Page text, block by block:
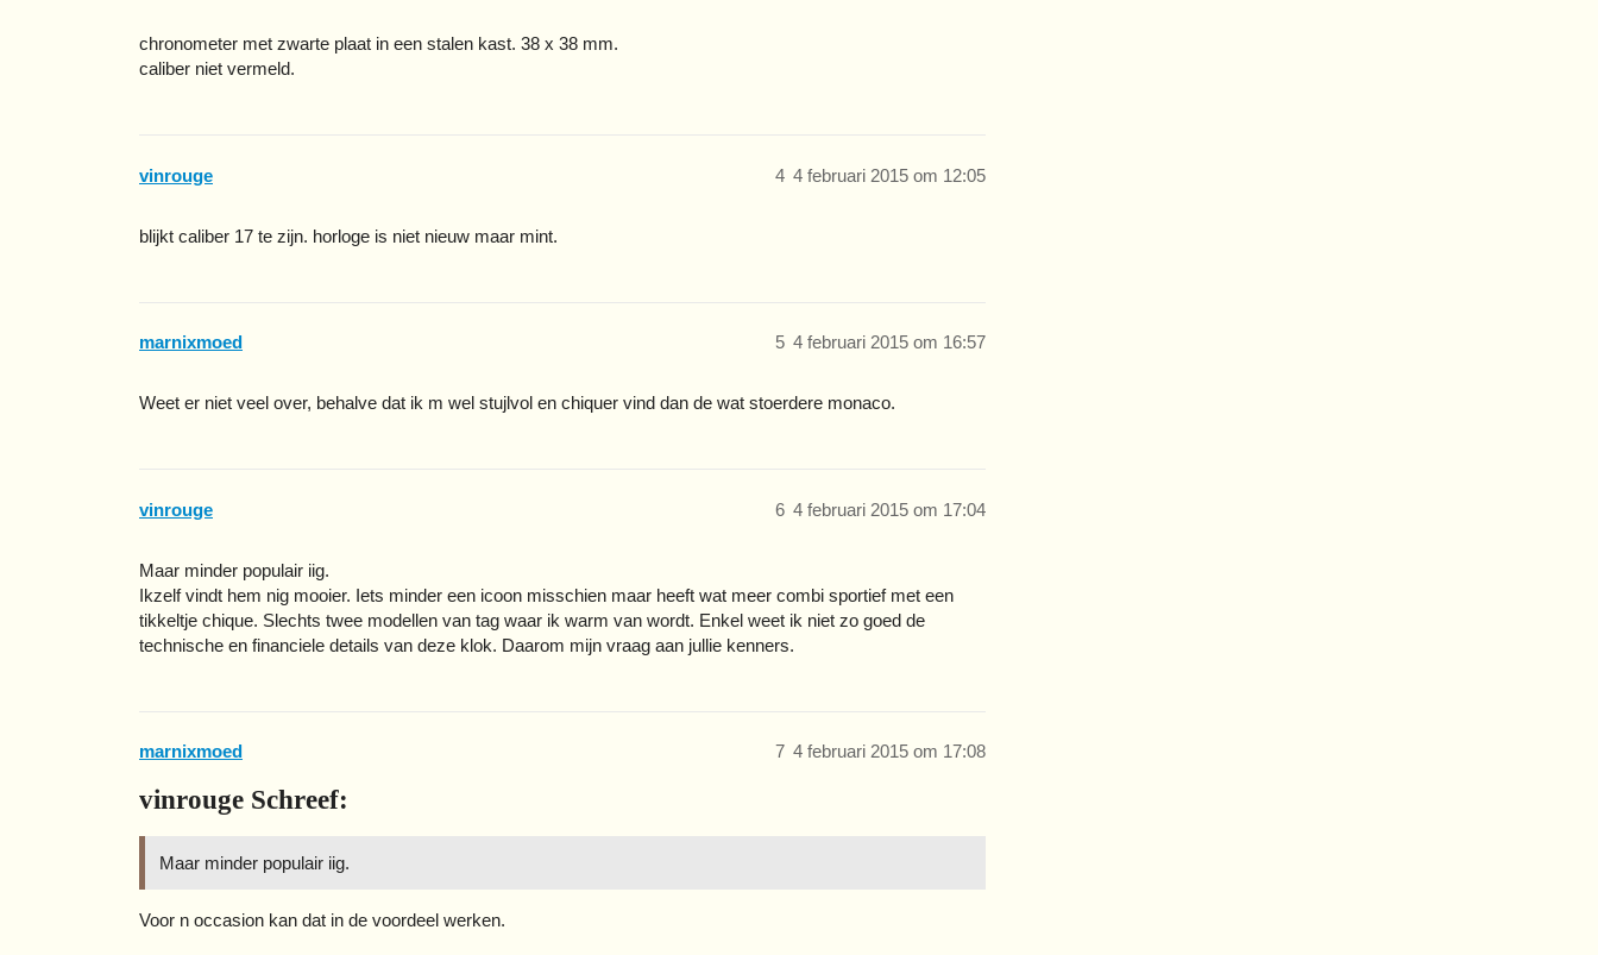
chronometer met zwarte plaat in een stalen kast. 38 x 38 mm.
caliber niet vermeld.
vinrouge 4 februari 2015 om 12:05
4
blijkt caliber 17 te zijn. horloge is niet nieuw maar mint.
marnixmoed 4 februari 2015 om 16:57
5
Weet er niet veel over, behalve dat ik m wel stujlvol en chiquer vind dan de wat stoerdere monaco.
vinrouge 4 februari 2015 om 17:04
6
Maar minder populair iig.
Ikzelf vindt hem nig mooier. Iets minder een icoon misschien maar heeft wat meer combi sportief met een
tikkeltje chique. Slechts twee modellen van tag waar ik warm van wordt. Enkel weet ik niet zo goed de
technische en financiele details van deze klok. Daarom mijn vraag aan jullie kenners.
marnixmoed 4 februari 2015 om 17:08
7
vinrouge Schreef:
Maar minder populair iig.
Voor n occasion kan dat in de voordeel werken.